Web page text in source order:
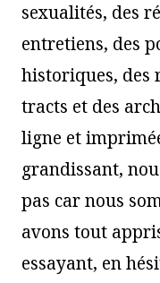
sexualités, des
entretiens, des
historiques, des
tracts et des
ligne et
grandissant,
pas car nous
avons tout
essayant, en